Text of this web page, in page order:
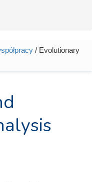
/ Evolutionary